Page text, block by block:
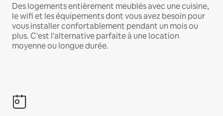
Des logements entièrement meublés avec une cuisine,
le wifi et les équipements dont vous avez besoin pour
vous installer confortablement pendant un mois ou
plus. C'est l'alternative parfaite à une location
moyenne ou longue durée.